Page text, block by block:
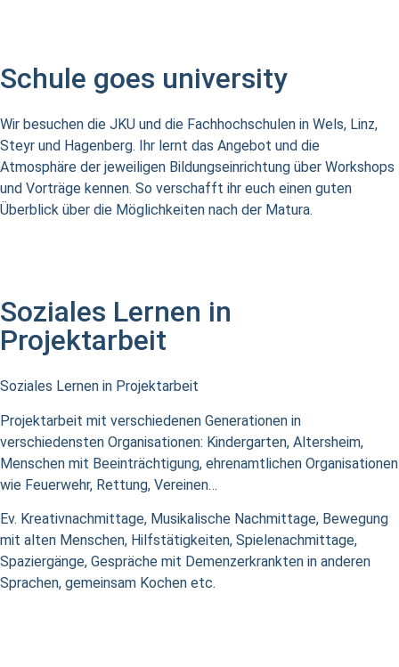
Schule goes university
Wir besuchen die JKU und die Fachhochschulen in Wels, Linz,
Steyr und Hagenberg. Ihr lernt das Angebot und die
Atmosphäre der jeweiligen Bildungseinrichtung über Workshops
und Vorträge kennen. So verschafft ihr euch einen guten
Überblick über die Möglichkeiten nach der Matura.
Soziales Lernen in
Projektarbeit
Soziales Lernen in Projektarbeit
Projektarbeit mit verschiedenen Generationen in
verschiedensten Organisationen: Kindergarten, Altersheim,
Menschen mit Beeinträchtigung, ehrenamtlichen Organisationen
wie Feuerwehr, Rettung, Vereinen…
Ev. Kreativnachmittage, Musikalische Nachmittage, Bewegung
mit alten Menschen, Hilfstätigkeiten, Spielenachmittage,
Spaziergänge, Gespräche mit Demenzerkrankten in anderen
Sprachen, gemeinsam Kochen etc.